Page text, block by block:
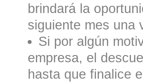
brindará la
siguiente mes una
Si por algún
empresa, el
hasta que finalice